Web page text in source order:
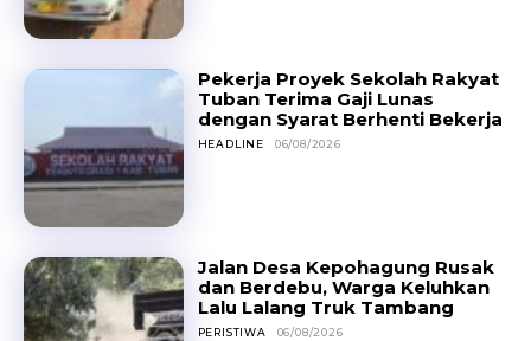
Pekerja Proyek Sekolah Rakyat
Tuban Terima Gaji Lunas
dengan Syarat Berhenti Bekerja
HEADLINE 06/08/2026
Jalan Desa Kepohagung Rusak
dan Berdebu, Warga Keluhkan
Lalu Lalang Truk Tambang
PERISTIWA 06/08/2026